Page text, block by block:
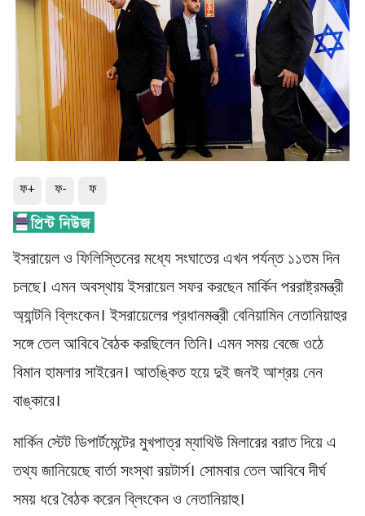
ফ+ ফ- ফ
ইসরায়েল ও ফিলিস্তিনের মধ্যে সংঘাতের এখন পর্যন্ত ১১তম দিন
চলছে। এমন অবস্থায় ইসরায়েল সফর করছেন মার্কিন পররাষ্ট্রমন্ত্রী
অ্যান্টনি ব্লিংকেন। ইসরায়েলের প্রধানমন্ত্রী বেনিয়ামিন নেতানিয়াহুর
সঙ্গে তেল আবিবে বৈঠক করছিলেন তিনি। এমন সময় বেজে ওঠে
বিমান হামলার সাইরেন। আতঙ্কিত হয়ে দুই জনই আশ্রয় নেন
বাঙ্কারে।
মার্কিন স্টেট ডিপার্টমেন্টের মুখপাত্র ম্যাথিউ মিলারের বরাত দিয়ে এ
তথ্য জানিয়েছে বার্তা সংস্থা রয়টার্স। সোমবার তেল আবিবে দীর্ঘ
সময় ধরে বৈঠক করেন ব্লিংকেন ও নেতানিয়াহু।